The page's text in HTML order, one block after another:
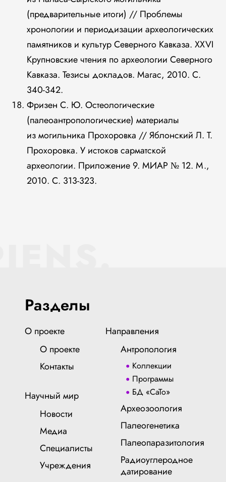
(предварительные итоги) // Проблемы
хронологии и периодизации археологических
памятников и культур Северного Кавказа. XXVI
Крупновские чтения по археологии Северного
Кавказа. Тезисы докладов. Магас, 2010. С.
340-342.
Фризен С. Ю. Остеологические
(палеоантропологические) материалы
из могильника Прохоровка // Яблонский Л. Т.
Прохоровка. У истоков сарматской
археологии. Приложение 9. МИАР № 12. М.,
2010. С. 313-323.
Разделы
О проекте
О проекте
Контакты
Научный мир
Новости
Медиа
Специалисты
Учреждения
Направления
Антропология
Коллекции
Программы
БД «СаТо»
Археозоология
Палеогенетика
Палеопаразитология
Радиоуглеродное
датирование